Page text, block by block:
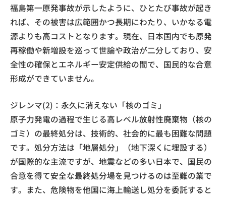
福島第一原発事故が示したように、ひとたび事故が起き
れば、その被害は広範囲かつ長期にわたり、いかなる電
源よりも高コストとなります。現在、日本国内でも原発
再稼働や新増設を巡って世論や政治が二分しており、安
全性の確保とエネルギー安定供給の間で、国民的な合意
形成ができていません。
ジレンマ(2)：永久に消えない「核のゴミ」
原子力発電の過程で生じる高レベル放射性廃棄物（核の
ゴミ）の最終処分は、技術的、社会的に最も困難な問題
です。処分方法は「地層処分」（地下深くに埋設する）
が国際的な主流ですが、地震などの多い日本で、国民の
合意を得て安全な最終処分場を見つけるのは至難の業で
す。また、危険物を他国に海上輸送し処分を委託すると